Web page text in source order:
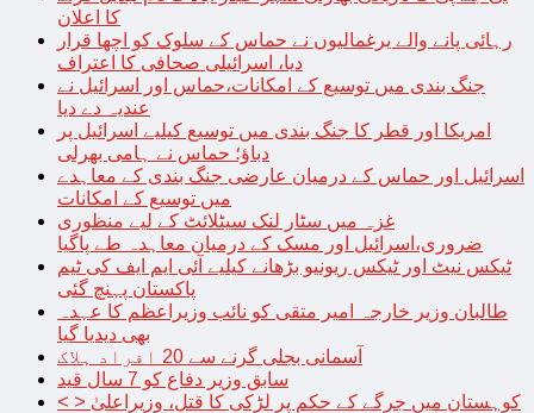
کا اعلان
رہائی پانے والے یرغمالیوں نے حماس کے سلوک کو اچھا قرار
دیا، اسرائیلی صحافی کا اعتراف
جنگ بندی میں توسیع کے امکانات،حماس اور اسرائیل نے
عندیہ دے دیا
امریکا اور قطر کا جنگ بندی میں توسیع کیلیے اسرائیل پر
دباؤ؛ حماس نے ہامی بھرلی
اسرائیل اور حماس کے درمیان عارضی جنگ بندی کے معاہدے
میں توسیع کے امکانات
غزہ میں سٹار لنک سیٹلائٹ کے لیے منظوری
ضروری،اسرائیل اور مسک کے درمیان معاہدہ طے پاگیا
ٹیکس نیٹ اور ٹیکس ریونیو بڑھانے کیلیے آئی ایم ایف کی ٹیم
پاکستان پہنچ گئی
طالبان وزیر خارجہ امیر متقی کو نائب وزیراعظم کا عہدہ
بھی دیدیا گیا
آسمانی بجلی گرنے سے 20 افراد ہلاک
سابق وزیر دفاع کو 7 سال قید
< > کوہستان میں جرگے کے حکم پر لڑکی کا قتل، وزیراعلیٰ